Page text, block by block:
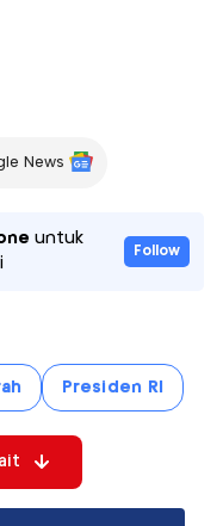
News
untuk
Follow
Presiden RI